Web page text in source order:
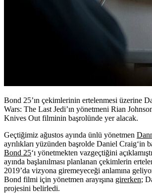
Bond 25’ın çekimlerinin ertelenmesi üzerine
Wars: The Last Jedi’ın yönetmeni Rian
Knives Out filminin başrolünde yer alacak.
Geçtiğimiz ağustos ayında ünlü yönetmen
ayrılıkları yüzünden başrolde Daniel Craig‘in
Bond 25‘ı yönetmekten vazgeçtiğini
ayında başlanılması planlanan çekimlerin
2019’da vizyona giremeyeceği anlamına
Bond filmi için yönetmen arayışına girerken;
projesini belirledi.